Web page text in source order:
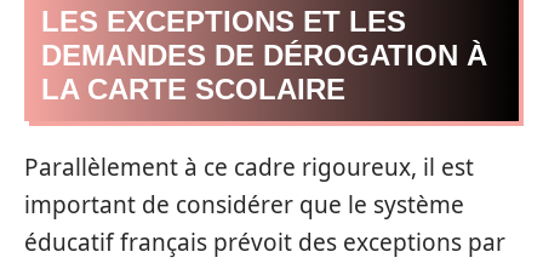
LES EXCEPTIONS ET LES
DEMANDES DE DÉROGATION À
LA CARTE SCOLAIRE
Parallèlement à ce cadre rigoureux, il est
important de considérer que le système
éducatif français prévoit des exceptions par